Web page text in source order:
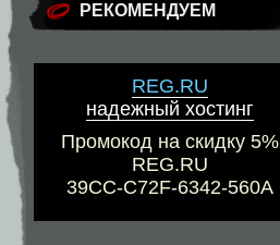
РЕКОМЕНДУЕМ
REG.RU
надежный хостинг
Промокод на скидку 5%
REG.RU
39CC-C72F-6342-560A